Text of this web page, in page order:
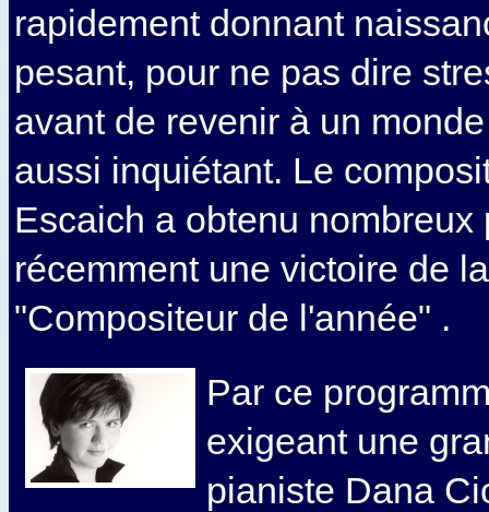
rapidement donnant
pesant, pour ne pas dire
avant de revenir à un
aussi inquiétant. Le
Escaich a obtenu nombreux
récemment une victoire de
"Compositeur de l'année" .
Par ce
exigeant une
pianiste Dana